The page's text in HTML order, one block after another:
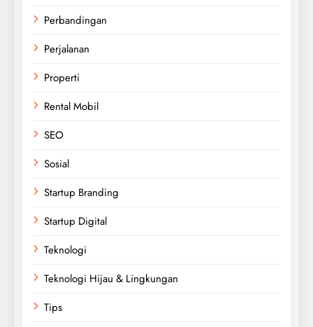
Perbandingan
Perjalanan
Properti
Rental Mobil
SEO
Sosial
Startup Branding
Startup Digital
Teknologi
Teknologi Hijau & Lingkungan
Tips